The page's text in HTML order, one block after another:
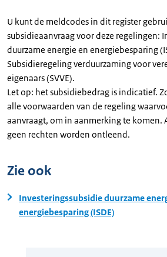
U kunt de meldcodes in dit register
subsidieaanvraag voor deze regelingen:
duurzame energie en energiebesparing
Subsidieregeling verduurzaming voor
eigenaars (SVVE).
Let op: het subsidiebedrag is indicatief.
alle voorwaarden van de regeling
aanvraagt, om in aanmerking te komen.
geen rechten worden ontleend.
Zie ook
Investeringssubsidie duurzame
energiebesparing (ISDE)